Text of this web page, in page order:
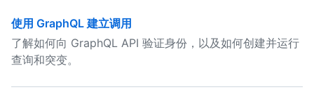
使用 GraphQL 建立调用
了解如何向 GraphQL API 验证身份，以及如何创建并运行
查询和突变。